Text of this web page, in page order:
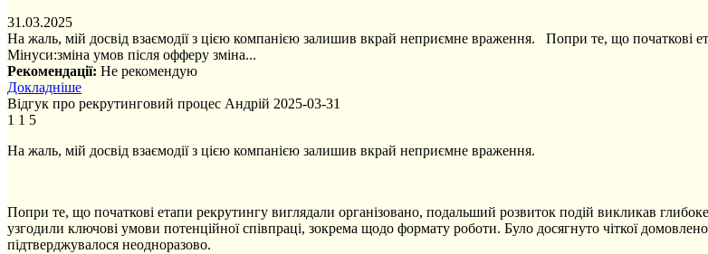
31.03.2025
На жаль, мій досвід взаємодії з цією компанією залишив вкрай неприємне враження. Попри те, що початкові
Мінуси:зміна умов після офферу зміна...
Рекомендації: Не рекомендую
Докладніше
Відгук про рекрутинговий процес Андрій 2025-03-31
1 1 5
На жаль, мій досвід взаємодії з цією компанією залишив вкрай неприємне враження.
Попри те, що початкові етапи рекрутингу виглядали організовано, подальший розвиток подій викликав
узгодили ключові умови потенційної співпраці, зокрема щодо формату роботи. Було досягнуто чіткої
підтверджувалося неодноразово.